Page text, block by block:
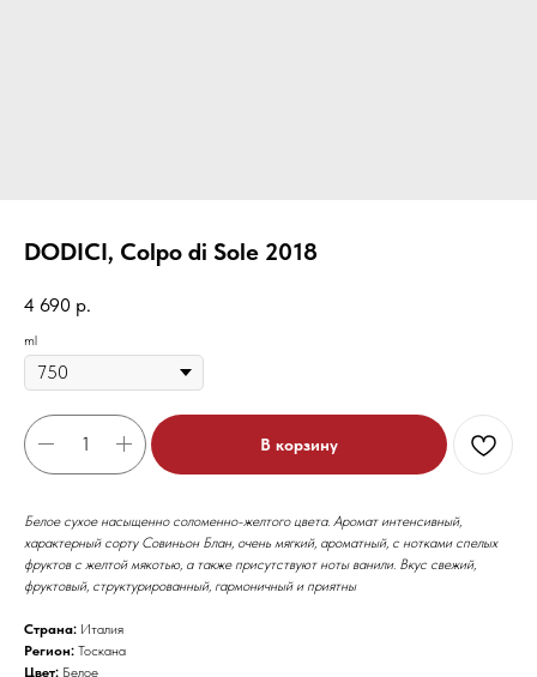
DODICI, Colpo di Sole 2018
4 690 р.
ml
В корзину
Белое сухое насыщенно соломенно-желтого цвета. Аромат интенсивный,
характерный сорту Совиньон Блан, очень мягкий, ароматный, с нотками спелых
фруктов с желтой мякотью, а также присутствуют ноты ванили. Вкус свежий,
фруктовый, структурированный, гармоничный и приятны
Страна: Италия
Регион: Тоскана
Цвет: Белое